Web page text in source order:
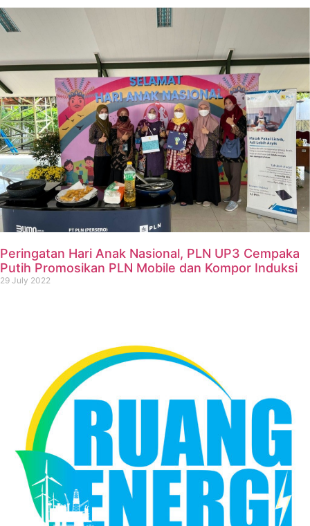
Peringatan Hari Anak Nasional, PLN UP3 Cempaka
Putih Promosikan PLN Mobile dan Kompor Induksi
29 July 2022